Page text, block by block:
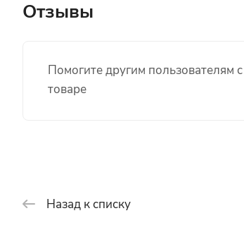
Отзывы
Помогите другим пользователям
товаре
Назад к списку